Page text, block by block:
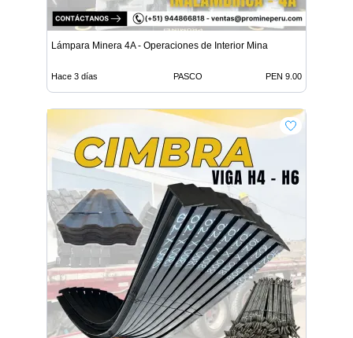
Lámpara Minera 4A - Operaciones de Interior Mina
Hace 3 días PASCO PEN 9.00